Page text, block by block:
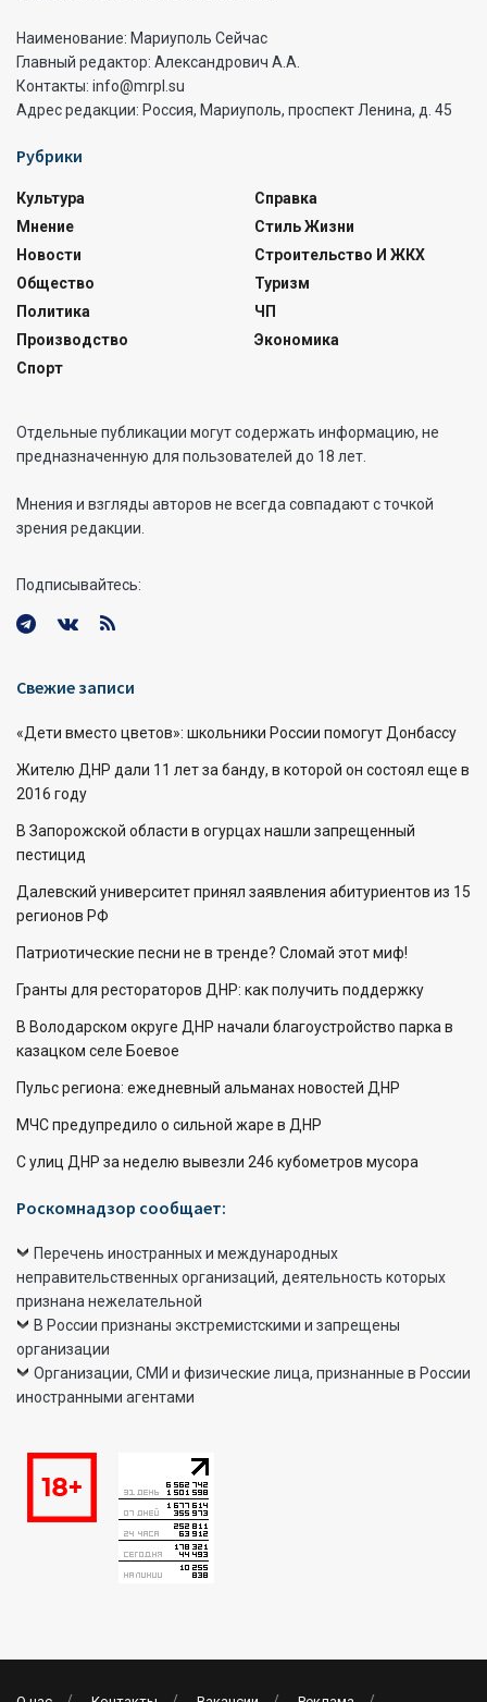
Наименование: Мариуполь Сейчас
Главный редактор: Александрович А.А.
Контакты: info@mrpl.su
Адрес редакции: Россия, Мариуполь, проспект Ленина, д. 45
Рубрики
Культура
Мнение
Новости
Общество
Политика
Производство
Спорт
Справка
Стиль Жизни
Строительство И ЖКХ
Туризм
ЧП
Экономика
Отдельные публикации могут содержать информацию, не
предназначенную для пользователей до 18 лет.
Мнения и взгляды авторов не всегда совпадают с точкой
зрения редакции.
Подписывайтесь:
Свежие записи
«Дети вместо цветов»: школьники России помогут Донбассу
Жителю ДНР дали 11 лет за банду, в которой он состоял еще в
2016 году
В Запорожской области в огурцах нашли запрещенный
пестицид
Далевский университет принял заявления абитуриентов из 15
регионов РФ
Патриотические песни не в тренде? Сломай этот миф!
Гранты для рестораторов ДНР: как получить поддержку
В Володарском округе ДНР начали благоустройство парка в
казацком селе Боевое
Пульс региона: ежедневный альманах новостей ДНР
МЧС предупредило о сильной жаре в ДНР
С улиц ДНР за неделю вывезли 246 кубометров мусора
Роскомнадзор сообщает:
Перечень иностранных и международных
неправительственных организаций, деятельность которых
признана нежелательной
В России признаны экстремистскими и запрещены
организации
Организации, СМИ и физические лица, признанные в России
иностранными агентами